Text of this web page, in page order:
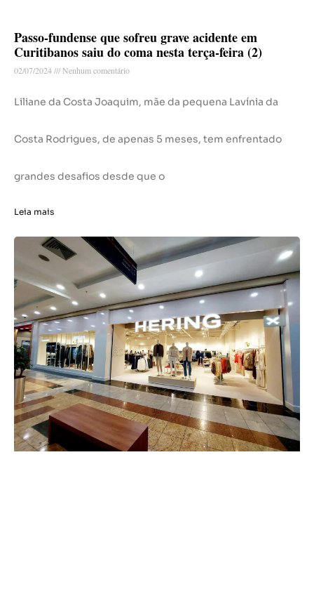
Passo-fundense que sofreu grave acidente em
Curitibanos saiu do coma nesta terça-feira (2)
02/07/2024 Nenhum comentário
Liliane da Costa Joaquim, mãe da pequena Lavínia da
Costa Rodrigues, de apenas 5 meses, tem enfrentado
grandes desafios desde que o
Leia mais